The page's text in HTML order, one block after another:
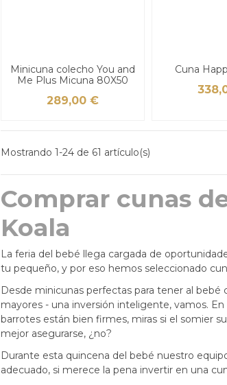
Minicuna colecho You and
Me Plus Micuna 80X50
289,00 €
Cuna
Mostrando 1-24 de 61 artículo(s)
Comprar cunas
Koala
La feria del bebé llega cargada de
tu pequeño, y por eso hemos seleccionado
Desde minicunas perfectas para tener al
mayores - una inversión inteligente, vamos.
barrotes están bien firmes, miras si el somier
mejor asegurarse, ¿no?
Durante esta quincena del bebé nuestro
adecuado, si merece la pena invertir en una